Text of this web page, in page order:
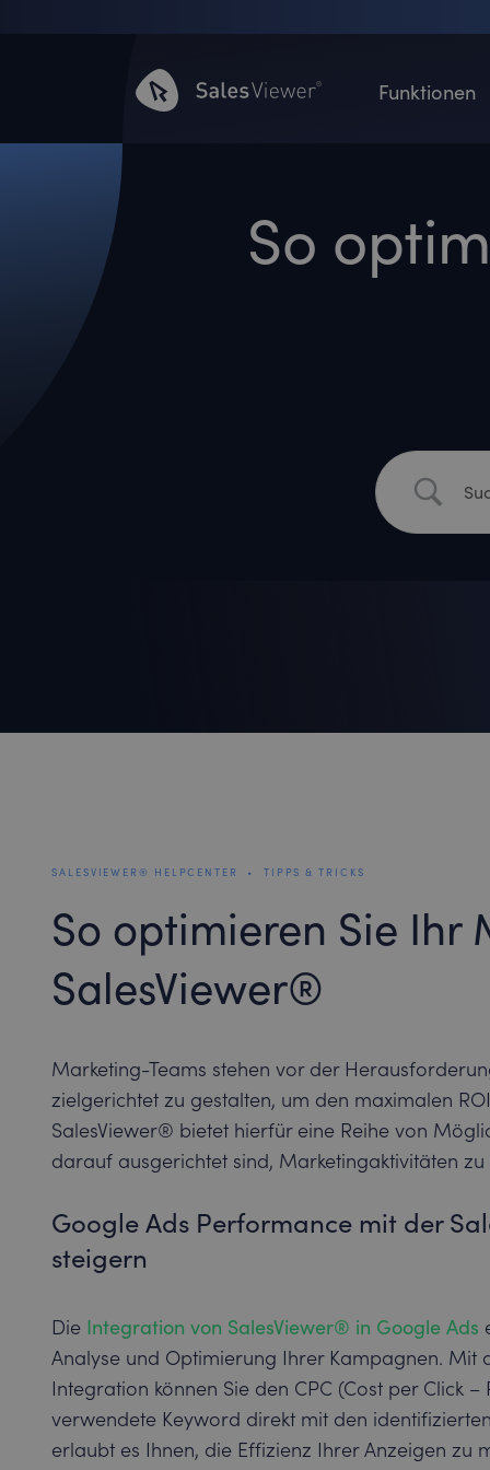
Funktionen
So
SALESVIEWER® HELPCENTER • TIPPS & TRICKS
So optimieren Sie Ihr
SalesViewer®
Marketing-Teams stehen vor der
zielgerichtet zu gestalten, um den maximalen
SalesViewer® bietet hierfür eine Reihe von
darauf ausgerichtet sind, Marketingaktivitäten
Google Ads Performance mit der
steigern
Die Integration von SalesViewer® in Google Ads
Analyse und Optimierung Ihrer Kampagnen.
Integration können Sie den CPC (Cost per Click
verwendete Keyword direkt mit den
erlaubt es Ihnen, die Effizienz Ihrer Anzeigen zu